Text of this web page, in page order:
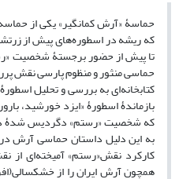
حماسۀ «آرش کمانگیر» یکی از
که ریشه در اسطوره‌های پیش از
تا پیش از حضور برجستۀ شخصیت
حماسی منثور و منظوم پارسی نقش
کتابخانه‌ای به بررسی و تحلیل
بازماندۀ اسطورۀ «ایزد خورشید،
که شخصیت «رستم» دگردیس شدۀ
به این دلیل داستان حماسی آرش
کارکرد نقش«رستم» آمیخته‌ای از
همچون آرش ایران را از